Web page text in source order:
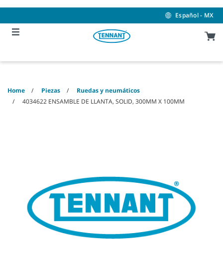
content
navigation
menu
Español - MX
Home Piezas
Ruedas y neumáticos
4034622 ENSAMBLE DE LLANTA, SOLID, 300MM X 100MM